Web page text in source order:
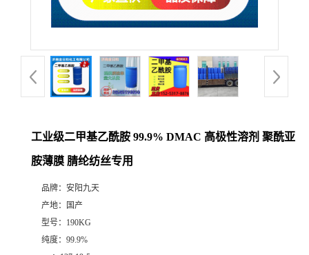
工业级二甲基乙酰胺 99.9% DMAC 高极性溶剂 聚酰亚
胺薄膜 腈纶纺丝专用
品牌： 安阳九天
产地：
国产
型号： 190KG
纯度： 99.9%